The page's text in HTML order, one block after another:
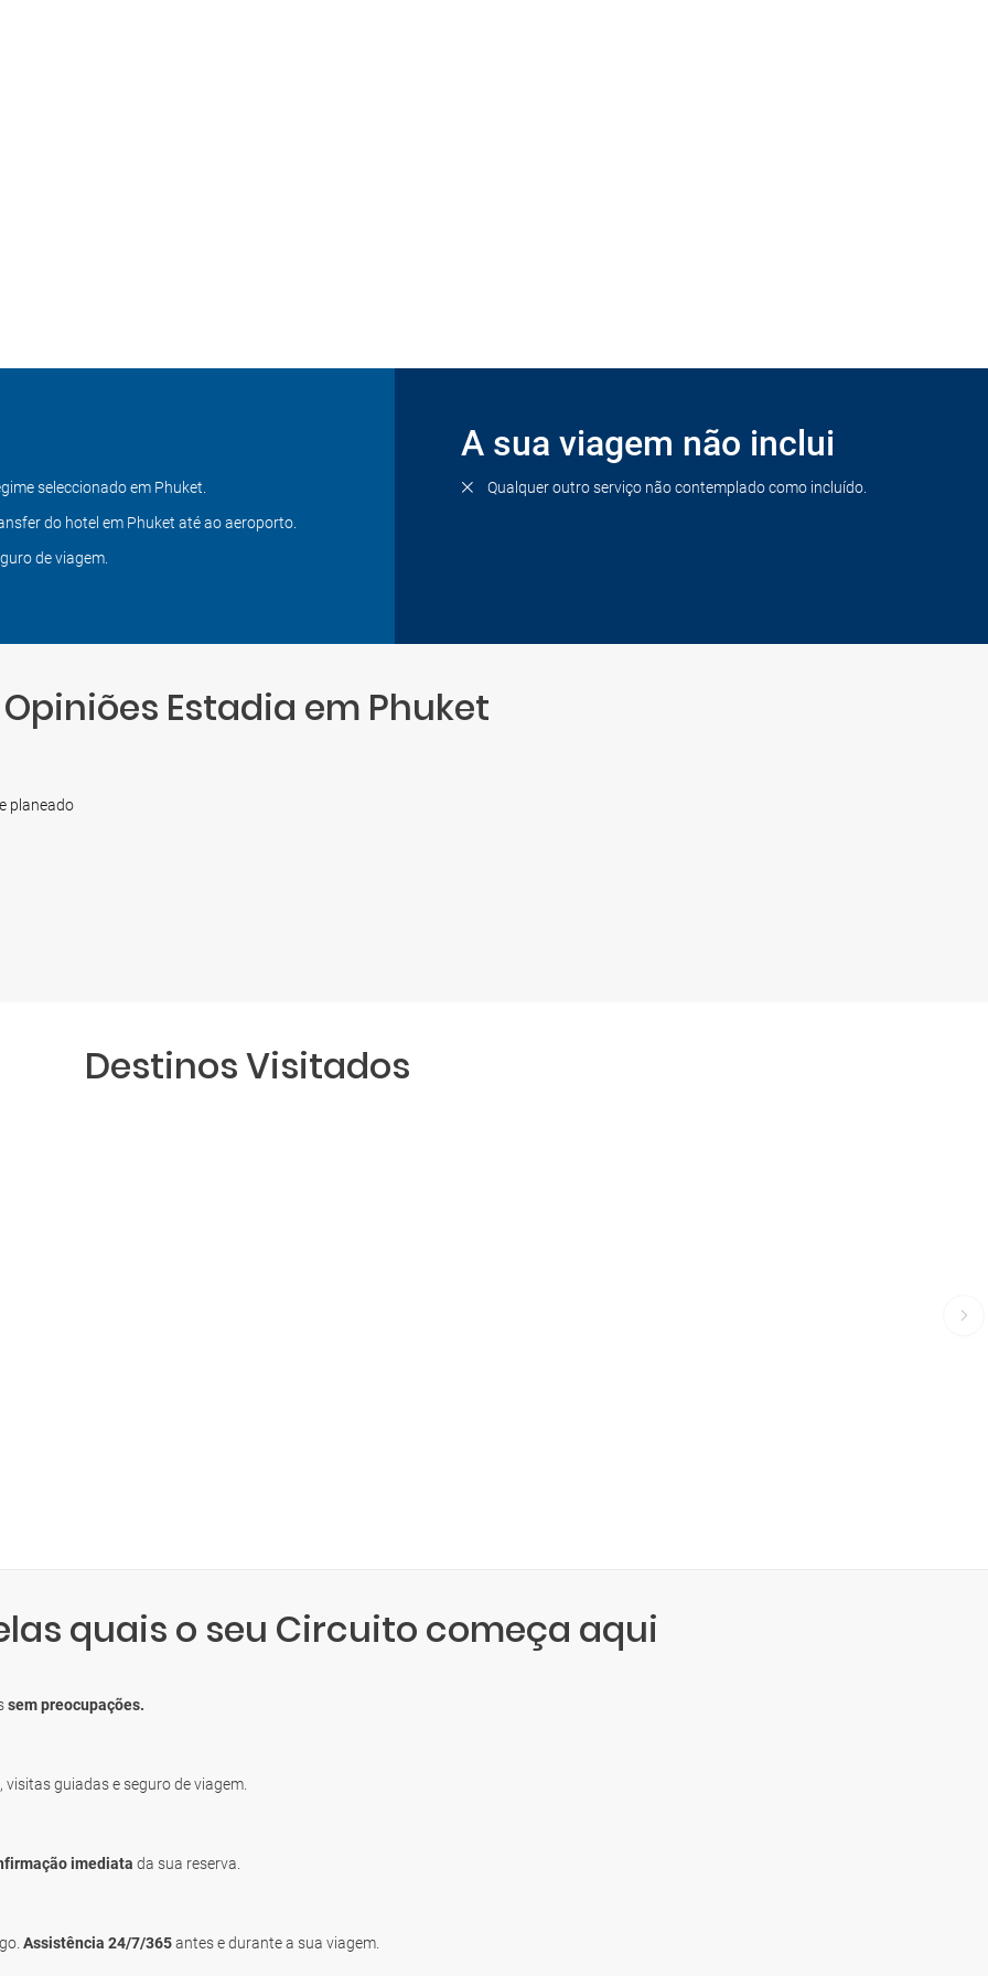
seleccionado em Phuket.
do hotel em Phuket até ao aeroporto.
de viagem.
A sua viagem não inclui
Qualquer outro serviço não contemplado como incluído.
Opiniões Estadia em Phuket
planeado
Destinos Visitados
quais o seu Circuito começa aqui
sem preocupações.
guiadas e seguro de viagem.
imediata da sua reserva.
Assistência 24/7/365antes e durante a sua viagem.